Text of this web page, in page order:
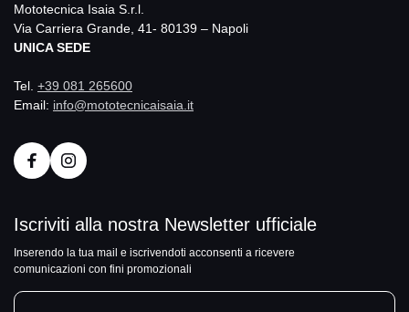
Mototecnica Isaia S.r.l.
Via Carriera Grande, 41- 80139 – Napoli
UNICA SEDE
Tel. +39 081 265600
Email: info@mototecnicaisaia.it
Iscriviti alla nostra Newsletter ufficiale
Inserendo la tua mail e iscrivendoti acconsenti a ricevere
comunicazioni con fini promozionali